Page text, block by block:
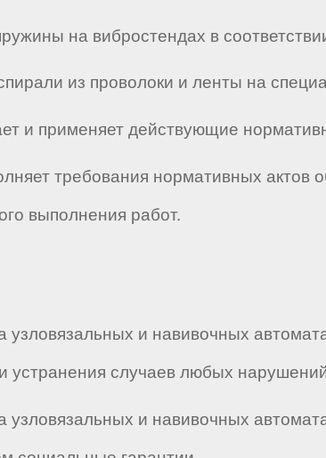
на вибростендах в
из проволоки и ленты на
и применяет действующие
требования нормативных
выполнения работ.
узловязальных и навивочных
устранения случаев любых
узловязальных и навивочных